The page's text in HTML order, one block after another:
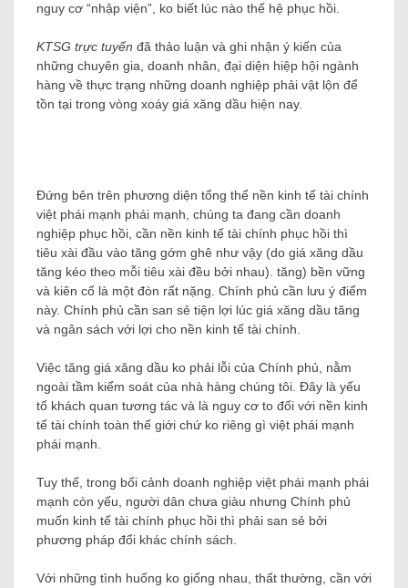
nguy cơ “nhập viện”, ko biết lúc nào thế hệ phục hồi.
KTSG trực tuyến đã thảo luận và ghi nhận ý kiến ​​của
những chuyên gia, doanh nhân, đại diện hiệp hội ngành
hàng về thực trạng những doanh nghiệp phải vật lộn để
tồn tại trong vòng xoáy giá xăng dầu hiện nay.
Đứng bên trên phương diện tổng thể nền kinh tế tài chính
việt phái mạnh phái mạnh, chúng ta đang cần doanh
nghiệp phục hồi, cần nền kinh tế tài chính phục hồi thì
tiêu xài đầu vào tăng gớm ghê như vậy (do giá xăng dầu
tăng kéo theo mỗi tiêu xài đều bởi nhau). tăng) bền vững
và kiên cố là một đòn rất nặng. Chính phủ cần lưu ý điểm
này. Chính phủ cần san sẻ tiện lợi lúc giá xăng dầu tăng
và ngân sách với lợi cho nền kinh tế tài chính.
Việc tăng giá xăng dầu ko phải lỗi của Chính phủ, nằm
ngoài tầm kiểm soát của nhà hàng chúng tôi. Đây là yếu
tố khách quan tương tác và là nguy cơ to đối với nền kinh
tế tài chính toàn thế giới chứ ko riêng gì việt phái mạnh
phái mạnh.
Tuy thế, trong bối cảnh doanh nghiệp việt phái mạnh phái
mạnh còn yếu, người dân chưa giàu nhưng Chính phủ
muốn kinh tế tài chính phục hồi thì phải san sẻ bởi
phương pháp đổi khác chính sách.
Với những tình huống ko giống nhau, thất thường, cần với